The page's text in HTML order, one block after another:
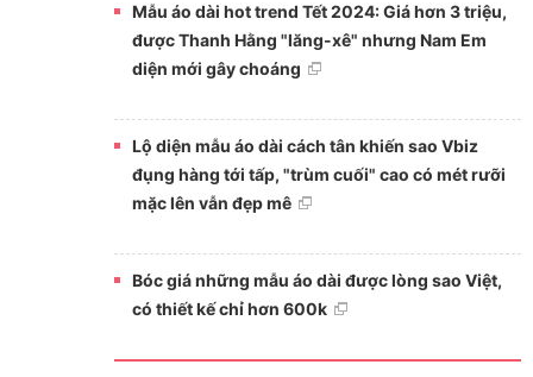
Mẫu áo dài hot trend Tết 2024: Giá hơn 3 triệu,
được Thanh Hằng "lăng-xê" nhưng Nam Em
diện mới gây choáng
Lộ diện mẫu áo dài cách tân khiến sao Vbiz
đụng hàng tới tấp, "trùm cuối" cao có mét rưỡi
mặc lên vẫn đẹp mê
Bóc giá những mẫu áo dài được lòng sao Việt,
có thiết kế chỉ hơn 600k